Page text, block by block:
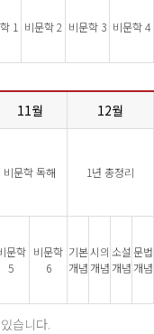
1 비문학 2 비문학 3 비문학 4
11월 12월
비문학 독해 1년 총정리
문학
5
비문학
6
기본
개념
시의
개념
소설
개념
문법
개념
습니다.